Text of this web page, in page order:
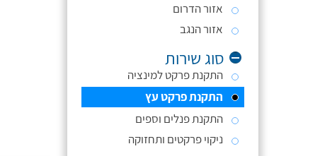
אזור הדרום
אזור הנגב
סוג שירות
התקנת פרקט למינציה
התקנת פרקט עץ
התקנת פנלים וספים
ניקוי פרקטים ותחזוקה